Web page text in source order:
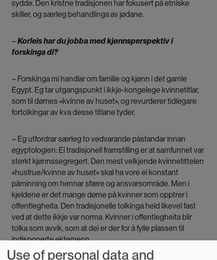
sydde. Den kristne tradisjonen har fokusert på etniske
skiller, og særleg behandlinga av jødane.
–Korleis har du jobba med kjønnsperspektiv i
forskinga di?
– Forskinga mi handlar om familie og kjønn i det gamle
Egypt. Eg tar utgangspunkt i ikkje-kongelege kvinnetitlar,
som til dømes «kvinne av huset», og revurderer tidlegare
fortolkingar av kva desse titlane tyder.
– Eg utfordrar særleg to vedvarande påstandar innan
egyptologien: Ei tradisjonell framstilling er at samfunnet var
sterkt kjønnssegregert. Den mest velkjende kvinnetittelen
«husfrue/kvinne av huset» skal ha vore ei konstant
påminning om hennar sfære og ansvarsområde. Men i
kjeldene er det mange døme på kvinner som opptrer i
offentlegheita. Den tradisjonelle tolkinga held likevel fast
ved at dette ikkje var norma. Kvinner i offentlegheita blir
tolka som avvik, som at dei er der for å fylle plassen til
indisponerte ektemenn.
Use of personal data and